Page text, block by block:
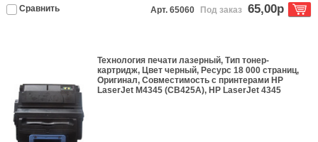
Сравнить Арт. 65060 Под заказ 65,00р
Технология печатилазерный, Типтонер-
картридж, Цветчерный, Ресурс18 000 страниц,
Оригинал, Совместимость с принтерами HP
LaserJet M4345 (CB425A), HP LaserJet 4345